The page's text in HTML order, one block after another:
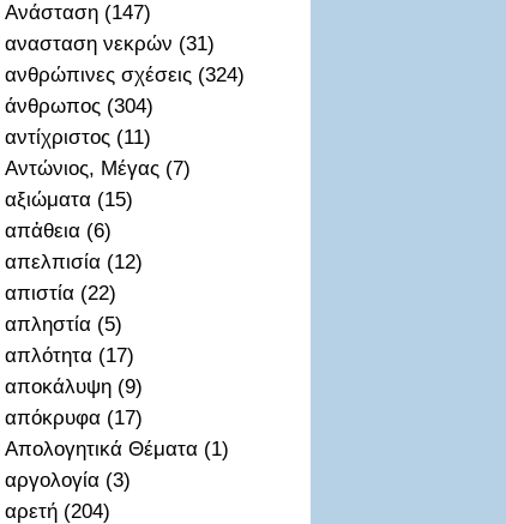
Ανάσταση (147)
ανασταση νεκρών (31)
ανθρώπινες σχέσεις (324)
άνθρωπος (304)
αντίχριστος (11)
Αντώνιος, Μέγας (7)
αξιώματα (15)
απἀθεια (6)
απελπισία (12)
απιστία (22)
απληστία (5)
απλότητα (17)
αποκάλυψη (9)
απόκρυφα (17)
Απολογητικά Θέματα (1)
αργολογία (3)
αρετή (204)